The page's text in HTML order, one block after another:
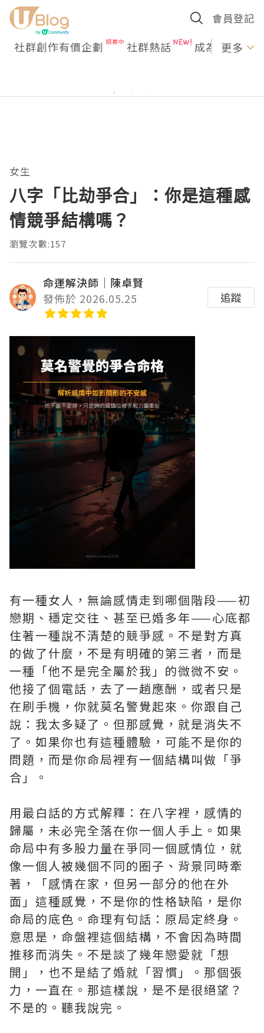
會員登記
社群創作有價企劃 社群熱話 成為U更多
女生
八字「比劫爭合」：你是這種感
情競爭結構嗎？
瀏覽次數:157
命運解決師｜陳卓賢
發佈於 2026.05.25
追蹤
有一種女人，無論感情走到哪個階段——初
戀期、穩定交往、甚至已婚多年——心底都
住著一種說不清楚的競爭感。不是對方真
的做了什麼，不是有明確的第三者，而是
一種「他不是完全屬於我」的微微不安。
他接了個電話，去了一趟應酬，或者只是
在刷手機，你就莫名警覺起來。你跟自己
說：我太多疑了。但那感覺，就是消失不
了。如果你也有這種體驗，可能不是你的
問題，而是你命局裡有一個結構叫做「爭
合」。
用最白話的方式解釋：在八字裡，感情的
歸屬，未必完全落在你一個人手上。如果
命局中有多股力量在爭同一個感情位，就
像一個人被幾個不同的圈子、背景同時牽
著，「感情在家，但另一部分的他在外
面」這種感覺，不是你的性格缺陷，是你
命局的底色。命理有句話：原局定終身。
意思是，命盤裡這個結構，不會因為時間
推移而消失。不是談了幾年戀愛就「想
開」，也不是結了婚就「習慣」。那個張
力，一直在。那這樣說，是不是很絕望？
不是的。聽我說完。